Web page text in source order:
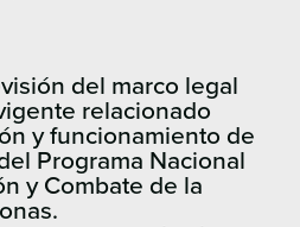
del marco legal
relacionado
y funcionamiento de
Programa Nacional
y Combate de la